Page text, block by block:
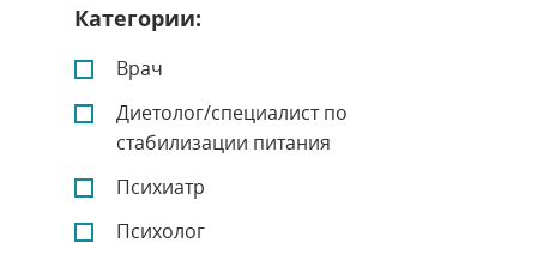
Категории:
Врач
Диетолог/специалист по
стабилизации питания
Психиатр
Психолог